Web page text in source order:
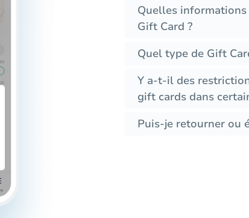
Quelles
Gift Card ?
Quel type de Gift
Y a-t-il des
gift cards dans
Puis-je retourner ou